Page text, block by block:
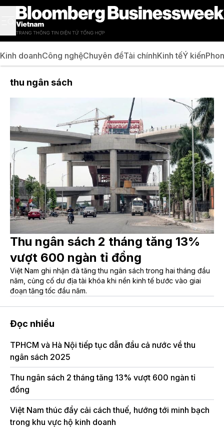
Kinh doanhCông nghệChuyên đềTài chínhKinh tếÝ kiến
thu ngân sách
Thu ngân sách 2 tháng tăng 13%
vượt 600 ngàn tỉ đồng
Việt Nam ghi nhận đà tăng thu ngân sách trong hai tháng đầu
năm, củng cố dư địa tài khóa khi nền kinh tế bước vào giai
đoạn tăng tốc đầu năm.
Đọc nhiều
TPHCM và Hà Nội tiếp tục dẫn đầu cả nước về thu
ngân sách 2025
Thu ngân sách 2 tháng tăng 13% vượt 600 ngàn tỉ
đồng
Việt Nam thúc đẩy cải cách thuế, hướng tới minh bạch
trong khu vực hộ kinh doanh